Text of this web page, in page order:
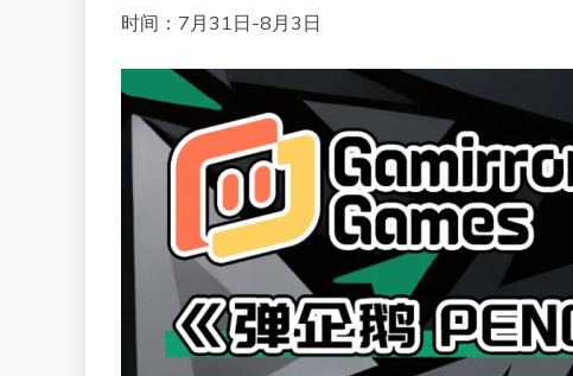
时间：7月31日-8月3日